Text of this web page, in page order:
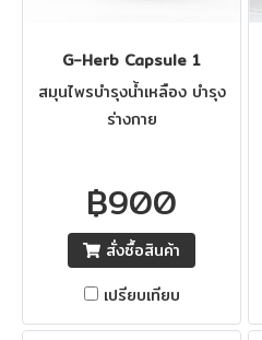
G-Herb Capsule 1
สมุนไพรบำรุงน้ำเหลือง บำรุง
ร่างกาย
฿900
สั่งซื้อสินค้า
เปรียบเทียบ